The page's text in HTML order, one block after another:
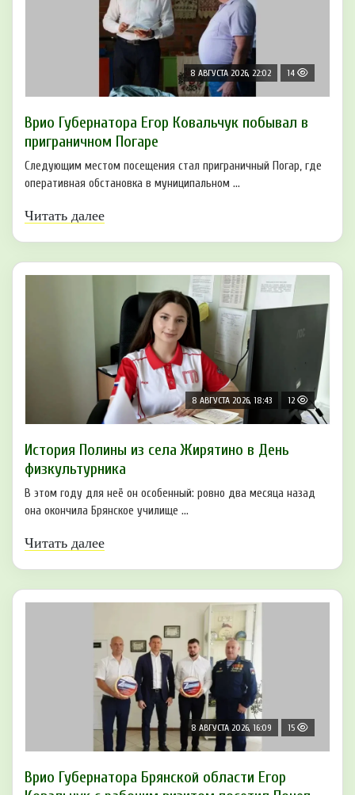
8 АВГУСТА 2026, 22:02 14
Врио Губернатора Егор Ковальчук побывал в
приграничном Погаре
Следующим местом посещения стал приграничный Погар, где
оперативная обстановка в муниципальном ...
Читать далее
8 АВГУСТА 2026, 18:43 12
История Полины из села Жирятино в День
физкультурника
В этом году для неё он особенный: ровно два месяца назад
она окончила Брянское училище ...
Читать далее
8 АВГУСТА 2026, 16:09 15
Врио Губернатора Брянской области Егор